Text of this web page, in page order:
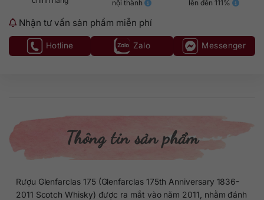
nội thành
lên đến 111%
Nhận tư vấn sản phẩm miễn phí
Hotline Zalo Messenger
Thông tin sản phẩm
Rượu Glenfarclas 175 (Glenfarclas 175th Anniversary 1836-
2011 Scotch Whisky) được ra mắt vào năm 2011, nhằm đánh